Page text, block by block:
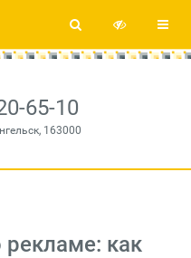
65-10
163000
рекламе: как